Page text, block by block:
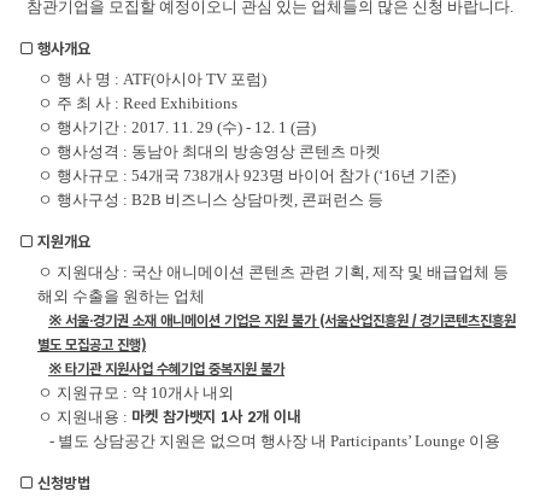
참관기업을 모집할 예정이오니 관심 있는 업체들의 많은 신청 바랍니다.
□ 행사개요
ㅇ 행 사 명 : ATF(아시아 TV 포럼)
ㅇ 주 최 사 : Reed Exhibitions
ㅇ 행사기간 : 2017. 11. 29 (수) - 12. 1 (금)
ㅇ 행사성격 : 동남아 최대의 방송영상 콘텐츠 마켓
ㅇ 행사규모 : 54개국 738개사 923명 바이어 참가 (‘16년 기준)
ㅇ 행사구성 : B2B 비즈니스 상담마켓, 콘퍼런스 등
□ 지원개요
ㅇ 지원대상 : 국산 애니메이션 콘텐츠 관련 기획, 제작 및 배급업체 등
해외 수출을 원하는 업체
※ 서울·경기권 소재 애니메이션 기업은 지원 불가 (서울산업진흥원 / 경기콘텐츠진흥원
별도 모집공고 진행)
※ 타기관 지원사업 수혜기업 중복지원 불가
ㅇ 지원규모 : 약 10개사 내외
ㅇ 지원내용 : 마켓 참가뱃지 1사 2개 이내
- 별도 상담공간 지원은 없으며 행사장 내 Participants’ Lounge 이용
□ 신청방법